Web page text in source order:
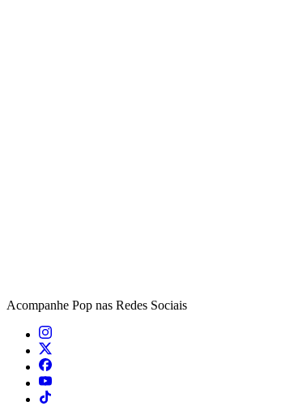
Acompanhe Pop nas Redes Sociais